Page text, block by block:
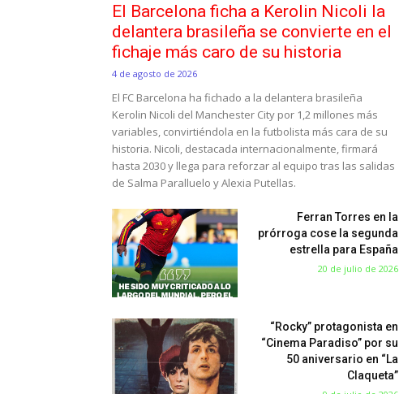
El Barcelona ficha a Kerolin Nicoli la
delantera brasileña se convierte en el
fichaje más caro de su historia
4 de agosto de 2026
El FC Barcelona ha fichado a la delantera brasileña
Kerolin Nicoli del Manchester City por 1,2 millones más
variables, convirtiéndola en la futbolista más cara de su
historia. Nicoli, destacada internacionalmente, firmará
hasta 2030 y llega para reforzar al equipo tras las salidas
de Salma Paralluelo y Alexia Putellas.
Ferran Torres en la
prórroga cose la segunda
estrella para España
20 de julio de 2026
“Rocky” protagonista en
“Cinema Paradiso” por su
50 aniversario en “La
Claqueta”